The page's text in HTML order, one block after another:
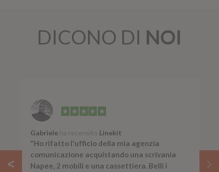
DICONO DI NOI
Gabriele ha recensito Linekit
"Ho rifatto l'ufficio della mia agenzia
comunicazione acquistando una scrivania
Napee, 2 mobili e una cassettiera. Belli i